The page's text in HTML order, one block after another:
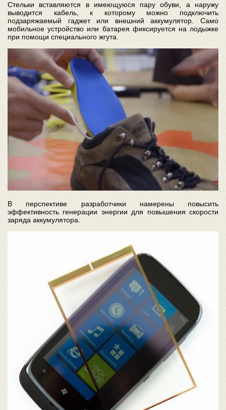
Стельки вставляются в имеющуюся пару обуви, а наружу
выводится кабель, к которому можно подключить
подзаряжаемый гаджет или внешний аккумулятор. Само
мобильное устройство или батарея фиксируется на лодыжке
при помощи специального жгута.
В перспективе разработчики намерены повысить
эффективность генерации энергии для повышения скорости
заряда аккумулятора.